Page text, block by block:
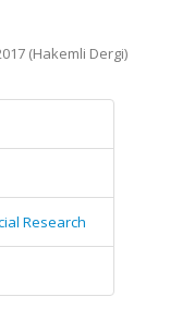
(Hakemli Dergi)
Research